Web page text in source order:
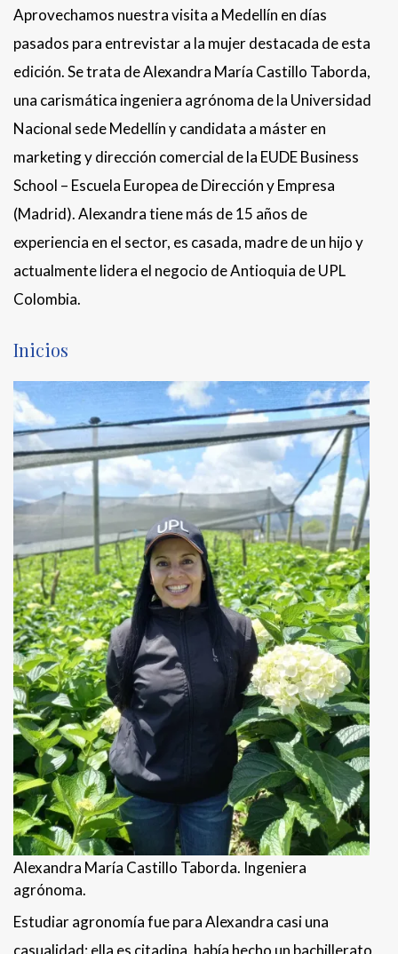
Aprovechamos nuestra visita a Medellín en días
pasados para entrevistar a la mujer destacada de esta
edición. Se trata de Alexandra María Castillo Taborda,
una carismática ingeniera agrónoma de la Universidad
Nacional sede Medellín y candidata a máster en
marketing y dirección comercial de la EUDE Business
School – Escuela Europea de Dirección y Empresa
(Madrid). Alexandra tiene más de 15 años de
experiencia en el sector, es casada, madre de un hijo y
actualmente lidera el negocio de Antioquia de UPL
Colombia.
Inicios
Alexandra María Castillo Taborda. Ingeniera
agrónoma.
Estudiar agronomía fue para Alexandra casi una
casualidad: ella es citadina, había hecho un bachillerato